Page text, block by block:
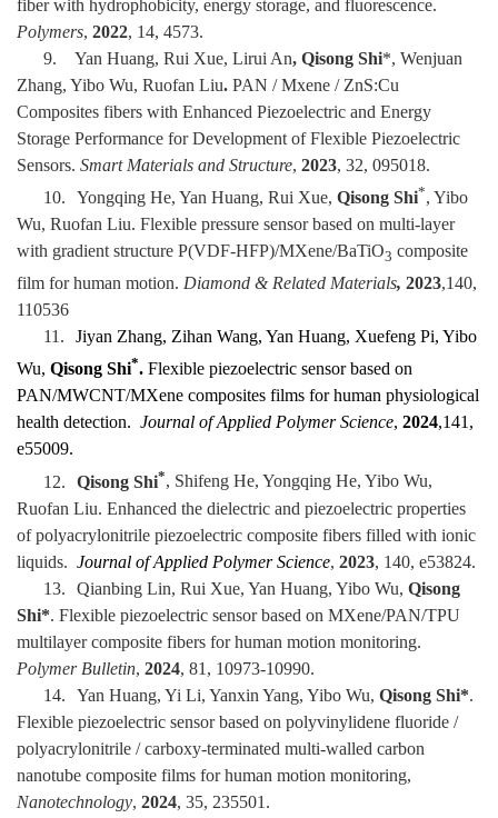
fiber with hydrophobicity, energy storage, and fluorescence.
Polymers, 2022, 14, 4573.
9.
Yan Huang, Rui Xue, Lirui An, Qisong Shi*, Wenjuan
Zhang, Yibo Wu, Ruofan Liu. PAN / Mxene / ZnS:Cu
Composites fibers with Enhanced Piezoelectric and Energy
Storage Performance for Development of Flexible Piezoelectric
Sensors. Smart Materials and Structure, 2023, 32, 095018.
10.
Yongqing He, Yan Huang, Rui Xue, Qisong Shi*, Yibo
Wu, Ruofan Liu. Flexible pressure sensor based on multi-layer
with gradient structure P(VDF-HFP)/MXene/BaTiO3 composite
film for human motion. Diamond & Related Materials, 2023,140,
110536
11.
Jiyan Zhang, Zihan Wang, Yan Huang, Xuefeng Pi, Yibo
Wu, Qisong Shi*. Flexible piezoelectric sensor based on
PAN/MWCNT/MXene composites films for human physiological
health detection. Journal of Applied Polymer Science, 2024,141,
e55009.
12.
Qisong Shi*, Shifeng He, Yongqing He, Yibo Wu,
Ruofan Liu. Enhanced the dielectric and piezoelectric properties
of polyacrylonitrile piezoelectric composite fibers filled with ionic
liquids. Journal of Applied Polymer Science, 2023, 140, e53824.
13.
Qianbing Lin, Rui Xue, Yan Huang, Yibo Wu, Qisong
Shi*. Flexible piezoelectric sensor based on MXene/PAN/TPU
multilayer composite fibers for human motion monitoring.
Polymer Bulletin, 2024, 81, 10973-10990.
14.
Yan Huang, Yi Li, Yanxin Yang, Yibo Wu, Qisong Shi*.
Flexible piezoelectric sensor based on polyvinylidene fluoride /
polyacrylonitrile / carboxy-terminated multi-walled carbon
nanotube composite films for human motion monitoring,
Nanotechnology, 2024, 35, 235501.